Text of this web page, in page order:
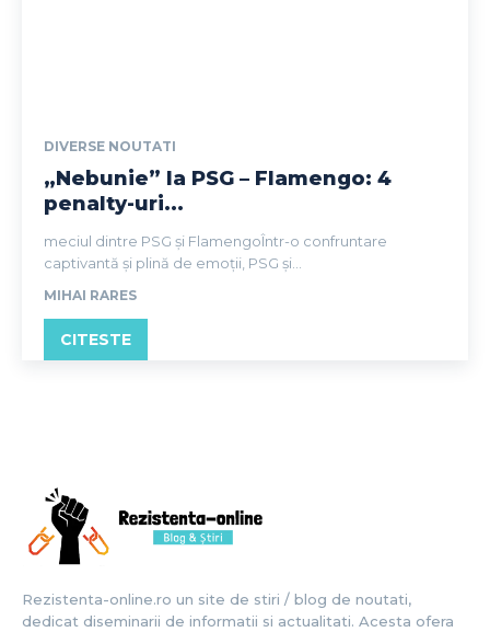
DIVERSE NOUTATI
„Nebunie” la PSG – Flamengo: 4
penalty-uri...
meciul dintre PSG și FlamengoÎntr-o confruntare
captivantă și plină de emoții, PSG și...
MIHAI RARES
CITESTE
Rezistenta-online.ro un site de stiri / blog de noutati,
dedicat diseminarii de informatii si actualitati. Acesta ofera